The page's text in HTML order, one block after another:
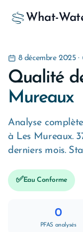
What-
8 décembre 2025·
Qualité
Mureaux
Analyse
à Les Mureaux.
derniers mois.
✅Eau Conforme
0
PFAS analysés